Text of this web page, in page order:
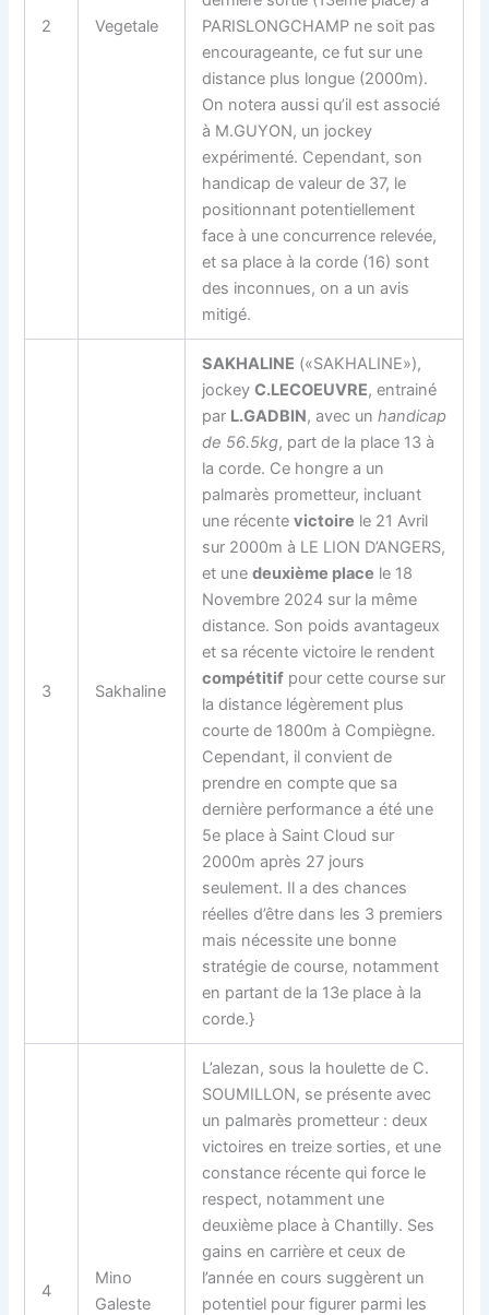
2 Vegetale
PARISLONGCHAMP ne soit pas
encourageante, ce fut sur une
distance plus longue (2000m).
On notera aussi qu’il est associé
à M.GUYON, un jockey
expérimenté. Cependant, son
handicap de valeur de 37, le
positionnant potentiellement
face à une concurrence relevée,
et sa place à la corde (16) sont
des inconnues, on a un avis
mitigé.
3 Sakhaline
SAKHALINE («SAKHALINE»),
jockeyC.LECOEUVRE, entrainé
par L.GADBIN, avec unhandicap
de 56.5kg, part de la place 13 à
la corde. Ce hongre a un
palmarès prometteur, incluant
une récentevictoire le 21 Avril
sur 2000m à LE LION D’ANGERS,
et unedeuxième place le 18
Novembre 2024 sur la même
distance. Son poids avantageux
et sa récente victoire le rendent
compétitif pour cette course sur
la distance légèrement plus
courte de 1800m à Compiègne.
Cependant, il convient de
prendre en compte que sa
dernière performance a été une
5e place à Saint Cloud sur
2000m après 27 jours
seulement. Il a des chances
réelles d’être dans les 3 premiers
mais nécessite une bonne
stratégie de course, notamment
en partant de la 13e place à la
corde.}
4
Mino
Galeste
L’alezan, sous la houlette de C.
SOUMILLON, se présente avec
un palmarès prometteur : deux
victoires en treize sorties, et une
constance récente qui force le
respect, notamment une
deuxième place à Chantilly. Ses
gains en carrière et ceux de
l’année en cours suggèrent un
potentiel pour figurer parmi les